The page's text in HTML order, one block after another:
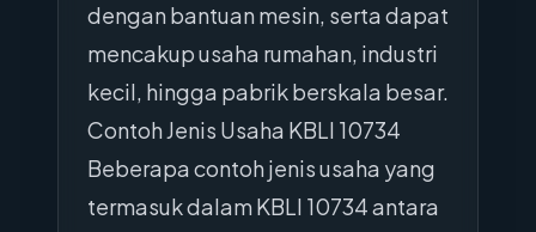
dengan bantuan mesin, serta dapat
mencakup usaha rumahan, industri
kecil, hingga pabrik berskala besar.
Contoh Jenis Usaha KBLI 10734
Beberapa contoh jenis usaha yang
termasuk dalam KBLI 10734 antara